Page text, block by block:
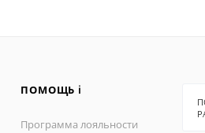
ПОМОЩЬ ℹ️
Программа лояльности